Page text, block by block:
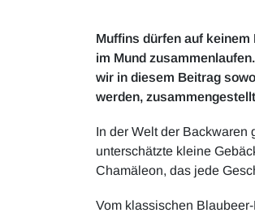
Muffins dürfen auf
im Mund
wir in diesem Beitrag
werden,
In der Welt der Backwaren
unterschätzte kleine
Chamäleon, das jede
Vom klassischen